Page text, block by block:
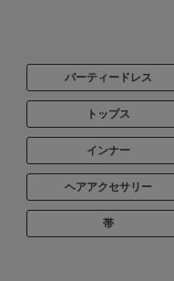
パーティードレス
トップス
インナー
ヘアアクセサリー
帯